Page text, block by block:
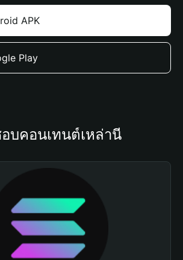
APK
Play
บคอนเทนต์เหล่านี้